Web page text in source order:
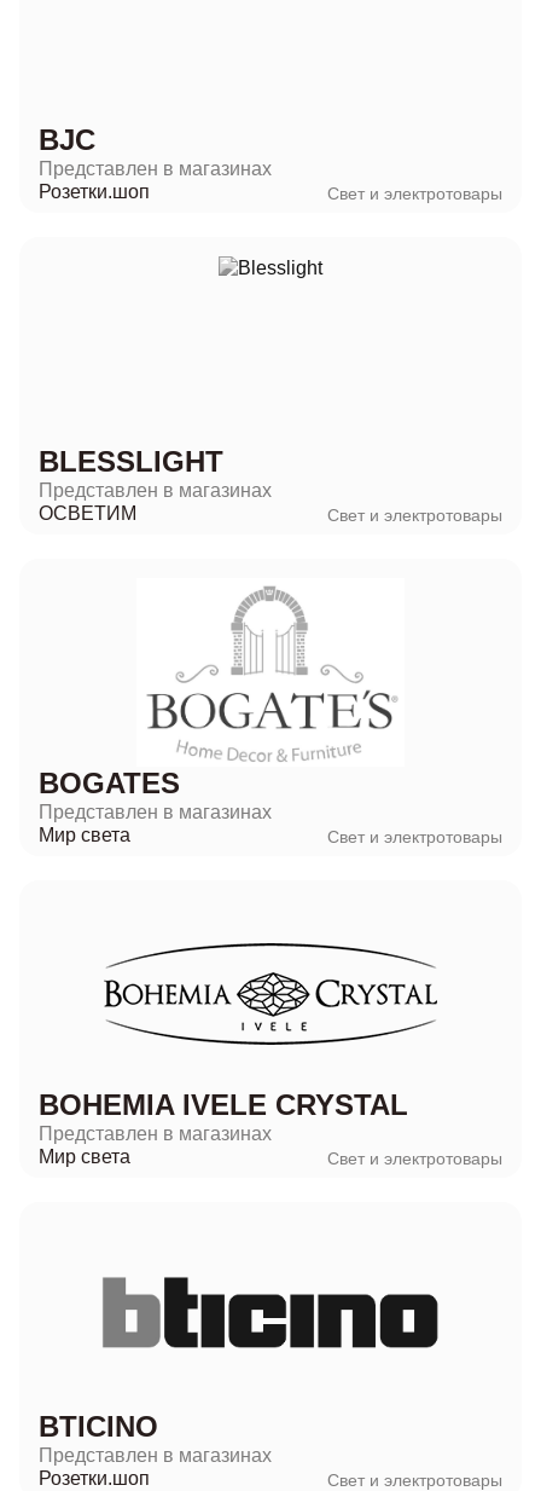
BJC
Представлен в магазинах
Розетки.шоп
Свет и электротовары
BLESSLIGHT
Представлен в магазинах
ОСВЕТИМ
Свет и электротовары
BOGATES
Представлен в магазинах
Мир света
Свет и электротовары
BOHEMIA IVELE CRYSTAL
Представлен в магазинах
Мир света
Свет и электротовары
BTICINO
Представлен в магазинах
Розетки.шоп
Свет и электротовары